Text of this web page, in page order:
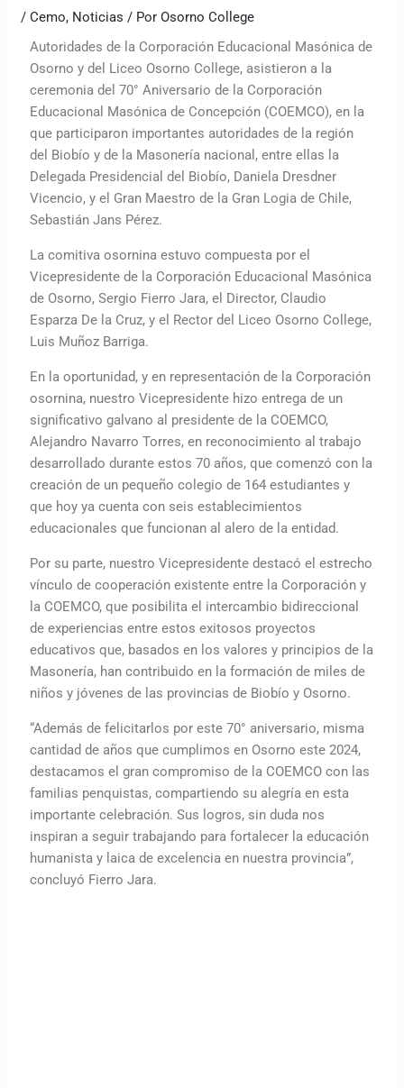
/Cemo, Noticias / PorOsorno College
Autoridades de la Corporación Educacional Masónica de
Osorno y del Liceo Osorno College, asistieron a la
ceremonia del 70° Aniversario de la Corporación
Educacional Masónica de Concepción (COEMCO), en la
que participaron importantes autoridades de la región
del Biobío y de la Masonería nacional, entre ellas la
Delegada Presidencial del Biobío, Daniela Dresdner
Vicencio, y el Gran Maestro de la Gran Logia de Chile,
Sebastián Jans Pérez.
La comitiva osornina estuvo compuesta por el
Vicepresidente de la Corporación Educacional Masónica
de Osorno, Sergio Fierro Jara, el Director, Claudio
Esparza De la Cruz, y el Rector del Liceo Osorno College,
Luis Muñoz Barriga.
En la oportunidad, y en representación de la Corporación
osornina, nuestro Vicepresidente hizo entrega de un
significativo galvano al presidente de la COEMCO,
Alejandro Navarro Torres, en reconocimiento al trabajo
desarrollado durante estos 70 años, que comenzó con la
creación de un pequeño colegio de 164 estudiantes y
que hoy ya cuenta con seis establecimientos
educacionales que funcionan al alero de la entidad.
Por su parte, nuestro Vicepresidente destacó el estrecho
vínculo de cooperación existente entre la Corporación y
la COEMCO, que posibilita el intercambio bidireccional
de experiencias entre estos exitosos proyectos
educativos que, basados en los valores y principios de la
Masonería, han contribuido en la formación de miles de
niños y jóvenes de las provincias de Biobío y Osorno.
“Además de felicitarlos por este 70° aniversario, misma
cantidad de años que cumplimos en Osorno este 2024,
destacamos el gran compromiso de la COEMCO con las
familias penquistas, compartiendo su alegría en esta
importante celebración. Sus logros, sin duda nos
inspiran a seguir trabajando para fortalecer la educación
humanista y laica de excelencia en nuestra provincia”,
concluyó Fierro Jara.